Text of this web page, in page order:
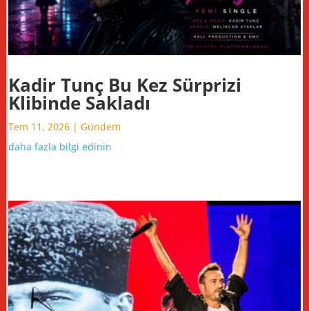
Kadir Tunç Bu Kez Sürprizi
Klibinde Sakladı
Tem 11, 2026 | Gündem
daha fazla bilgi edinin